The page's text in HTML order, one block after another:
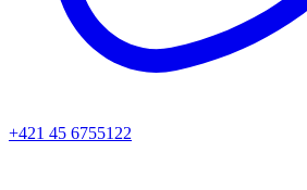
+421 45 6755122